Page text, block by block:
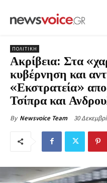
ΠΟΛΙΤΙΚΗ
Ακρίβεια: Στα
κυβέρνηση και
«Εκστρατεία»
Τσίπρα και
By Newsvoice Team 30